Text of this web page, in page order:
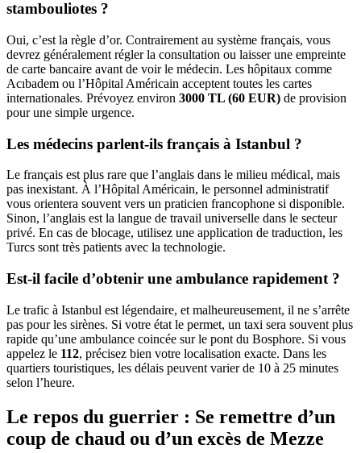
stambouliotes ?
Oui, c’est la règle d’or. Contrairement au système français, vous
devrez généralement régler la consultation ou laisser une empreinte
de carte bancaire avant de voir le médecin. Les hôpitaux comme
Acıbadem ou l’Hôpital Américain acceptent toutes les cartes
internationales. Prévoyez environ 3000 TL (60 EUR) de provision
pour une simple urgence.
Les médecins parlent-ils français à Istanbul ?
Le français est plus rare que l’anglais dans le milieu médical, mais
pas inexistant. À l’Hôpital Américain, le personnel administratif
vous orientera souvent vers un praticien francophone si disponible.
Sinon, l’anglais est la langue de travail universelle dans le secteur
privé. En cas de blocage, utilisez une application de traduction, les
Turcs sont très patients avec la technologie.
Est-il facile d’obtenir une ambulance rapidement ?
Le trafic à Istanbul est légendaire, et malheureusement, il ne s’arrête
pas pour les sirènes. Si votre état le permet, un taxi sera souvent plus
rapide qu’une ambulance coincée sur le pont du Bosphore. Si vous
appelez le 112, précisez bien votre localisation exacte. Dans les
quartiers touristiques, les délais peuvent varier de 10 à 25 minutes
selon l’heure.
Le repos du guerrier : Se remettre d’un
coup de chaud ou d’un excès de Mezze